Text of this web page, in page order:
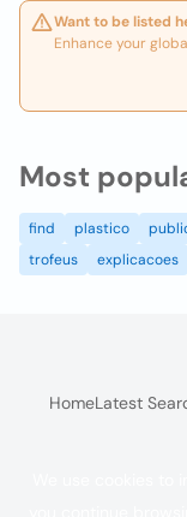
Want to be listed
Enhance your
Most
find plastico
trofeus
explicacoes
HomeLatest
you continue